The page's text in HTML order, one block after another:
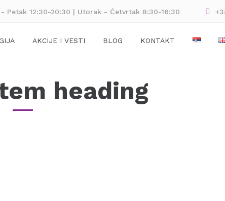
Petak 12:30-20:30 | Utorak - Ćetvrtak 8:30-16:30
AKCIJE I VESTI BLOG KONTAKT
heading